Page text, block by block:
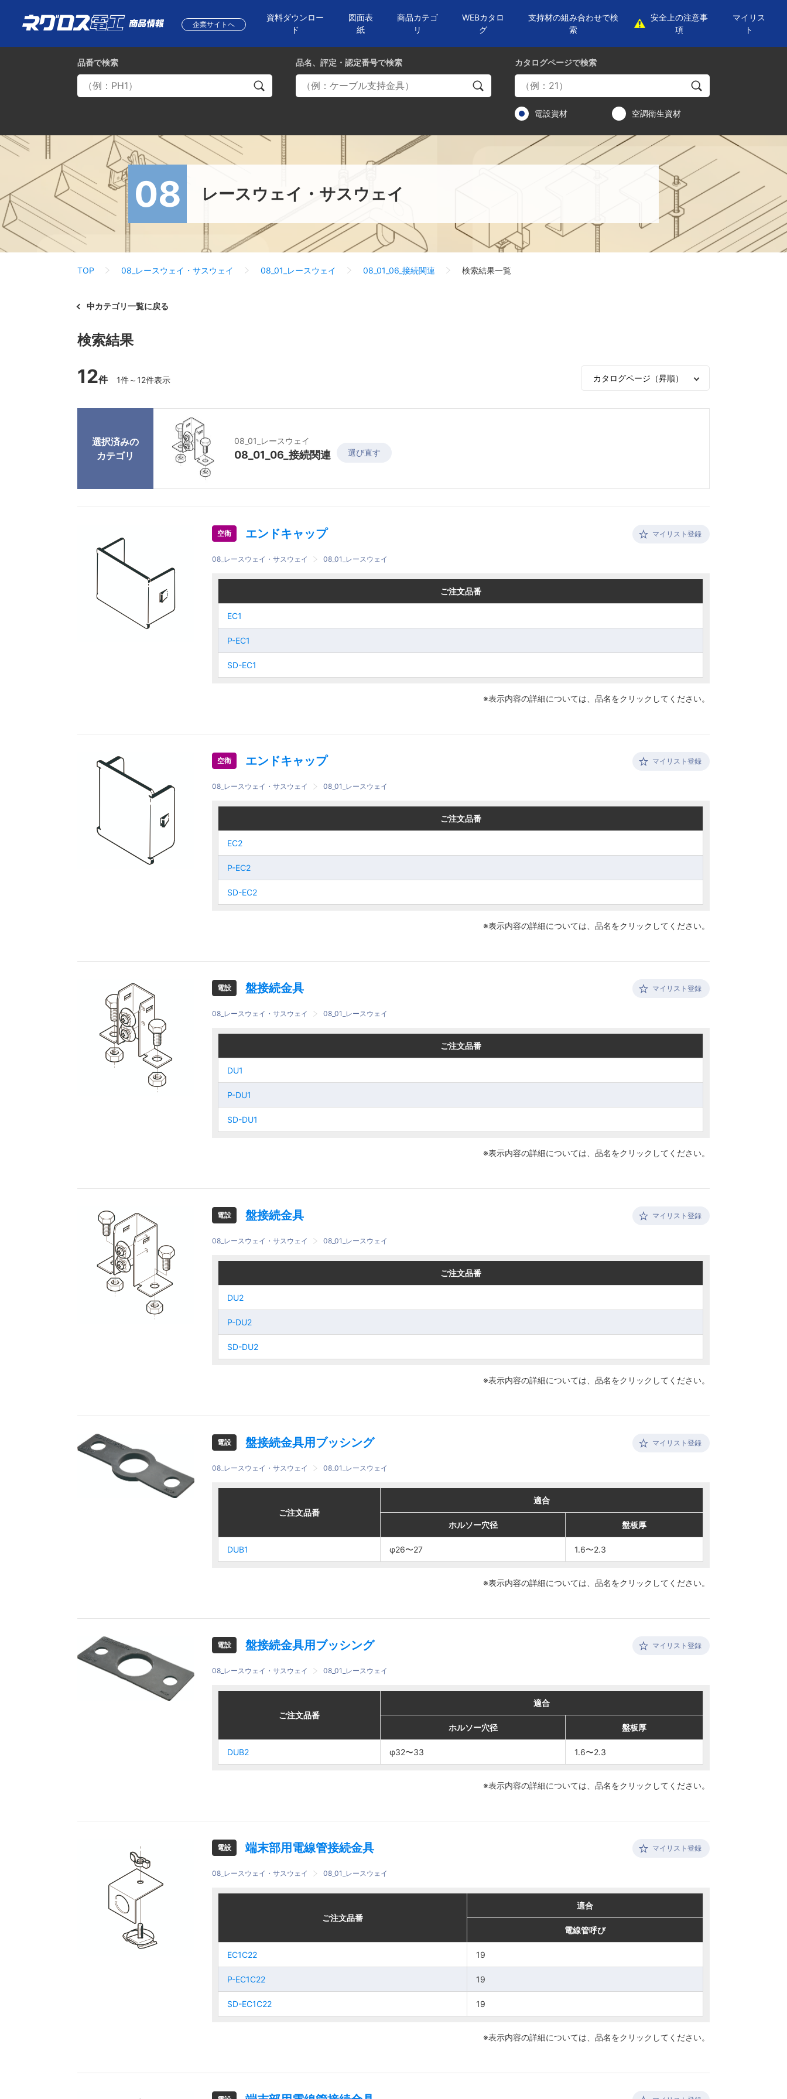
企業サイトへ
資料ダウンロー
ド
図面表
紙
商品カテゴ
リ
WEBカタロ
グ
支持材の組み合わせで検
索
安全上の注意事
項
マイリス
ト
品番で検索 カタログページで検索
電設資材 空調衛生資材
品名、評定・認定番号で検索
08 レースウェイ・サスウェイ
TOP 08_レースウェイ・サスウェイ 08_01_レースウェイ 08_01_06_接続関連 検索結果一覧
中カテゴリ一覧に戻る
検索結果
選択済みの
カテゴリ
08_01_レースウェイ
08_01_06_接続関連 選び直す
12件 1件～12件表示
空衛 エンドキャップ
08_レースウェイ・サスウェイ 08_01_レースウェイ
マイリスト登録
EC1
P-EC1
SD-EC1
ご注文品番
EC1
P-EC1
SD-EC1
EC1
P-EC1
SD-EC1
ご注文品番
EC1
P-EC1
SD-EC1
※表示内容の詳細については、 品名をクリックしてください。
空衛 エンドキャップ
08_レースウェイ・サスウェイ 08_01_レースウェイ
マイリスト登録
EC2
P-EC2
SD-EC2
ご注文品番
EC2
P-EC2
SD-EC2
EC2
P-EC2
SD-EC2
ご注文品番
EC2
P-EC2
SD-EC2
※表示内容の詳細については、 品名をクリックしてください。
電設 盤接続金具
08_レースウェイ・サスウェイ 08_01_レースウェイ
マイリスト登録
DU1
P-DU1
SD-DU1
ご注文品番
DU1
P-DU1
SD-DU1
DU1
P-DU1
SD-DU1
ご注文品番
DU1
P-DU1
SD-DU1
※表示内容の詳細については、 品名をクリックしてください。
電設 盤接続金具
08_レースウェイ・サスウェイ 08_01_レースウェイ
マイリスト登録
DU2
P-DU2
SD-DU2
ご注文品番
DU2
P-DU2
SD-DU2
DU2
P-DU2
SD-DU2
ご注文品番
DU2
P-DU2
SD-DU2
※表示内容の詳細については、 品名をクリックしてください。
電設 盤接続金具用ブッシング
08_レースウェイ・サスウェイ 08_01_レースウェイ
マイリスト登録
DUB1
2.3
ご注文品番
適合
ホルソー穴径 盤板厚
DUB1 φ26〜27 1.6〜2.3
DUB1
2.3
ご注文品番
適合
ホルソー穴径 盤板厚
DUB1 φ26〜27 1.6〜2.3
※表示内容の詳細については、 品名をクリックしてください。
電設 盤接続金具用ブッシング
08_レースウェイ・サスウェイ 08_01_レースウェイ
マイリスト登録
DUB2
2.3
ご注文品番
適合
ホルソー穴径 盤板厚
DUB2 φ32〜33 1.6〜2.3
DUB2
2.3
ご注文品番
適合
ホルソー穴径 盤板厚
DUB2 φ32〜33 1.6〜2.3
※表示内容の詳細については、 品名をクリックしてください。
電設 端末部用電線管接続金具
08_レースウェイ・サスウェイ 08_01_レースウェイ
マイリスト登録
EC1C22
P-EC1C22
SD-
EC1C22
ご注文品番
適合
電線管呼び
EC1C22 19
P-EC1C22 19
SD-EC1C22 19
EC1C22
P-EC1C22
SD-
EC1C22
ご注文品番
適合
電線管呼び
EC1C22 19
P-EC1C22 19
SD-EC1C22 19
※表示内容の詳細については、 品名をクリックしてください。